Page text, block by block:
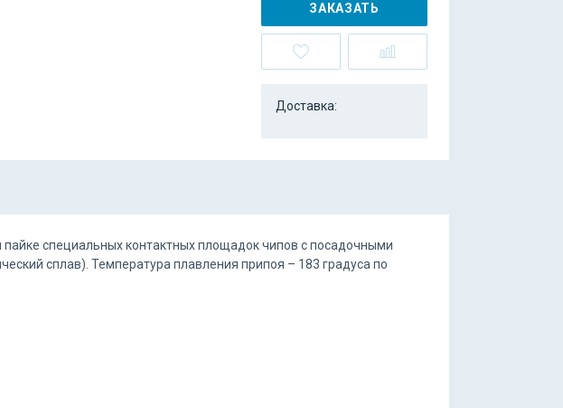
ЗАКАЗАТЬ
Доставка:
пайке специальных контактных площадок чипов с посадочными
сплав). Температура плавления припоя – 183 градуса по